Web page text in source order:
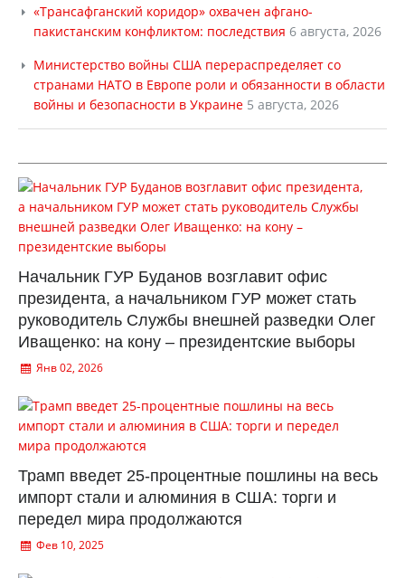
«Трансафганский коридор» охвачен афгано-
пакистанским конфликтом: последствия 6 августа, 2026
Министерство войны США перераспределяет со
странами НАТО в Европе роли и обязанности в области
войны и безопасности в Украине 5 августа, 2026
Начальник ГУР Буданов возглавит офис
президента, а начальником ГУР может стать
руководитель Службы внешней разведки Олег
Иващенко: на кону – президентские выборы
Янв 02, 2026
Трамп введет 25-процентные пошлины на весь
импорт стали и алюминия в США: торги и
передел мира продолжаются
Фев 10, 2025